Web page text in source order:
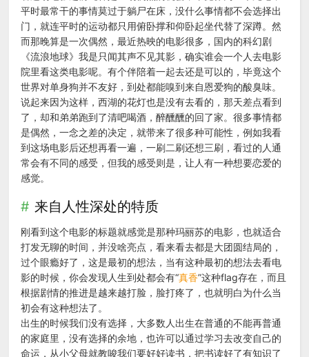
平时最常干的事情莫过于躺尸在床，没什么事情都不会选择出
门，就连平时的运动都只用俯卧撑和仰卧起坐代替了深蹲。然
而那晚算是一次偶然，最近热映的电影很多，国内的科幻剧
《流浪地球》我是只闻其声不见其影，确实谁会一个人去电影
院里看这类电影呢。有个伴陪着一起去还是可以的，毕竟这个
世界对单身狗并不友好，到处都能嗅到来自恩爱狗的酸臭味。
说起来因为这样，西湖的花灯也是没有去看的，那天差点看到
了，却和弟弟跑到了清吧喝酒，醉醺醺的回了家。很多事情都
是偶然，一念之差的决定，就带来了很多种可能性，例如我看
到这场电影后还想再看一遍，一刷二刷还想三刷，看过的人通
常会有不同的感受，但我的感受则是，让人有一种想要恋爱的
感觉。
来自人性深处的特质
刚看到这个电影的标题就感觉是那种玛丽苏的电影，也就适合
打发无聊的时间，并没啥亮点，看来看去都是大团圆结局的，
过个眼瘾好了，这是最初的想法，当有这种最初的想法去看电
影的时候，你会发现人生到处都会有“真香”这种flag存在，而且
根据剧情的推进是越来越打脸，脸打疼了，也就明白为什么当
初会有这种想法了。
出生的时候我们没有选择，大多数人出生在普通的不能再普通
的家庭里，没有选择的余地，也许可以通过学习去改变自己的
命运，从小父母就教唆我们要好好读书，把书读好了有知识了